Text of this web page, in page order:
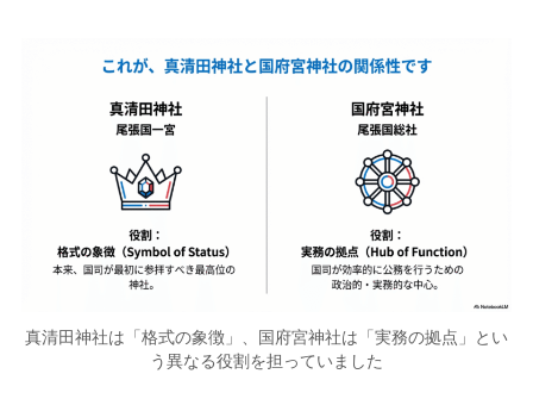
真清田神社は「格式の象徴」、国府宮神社は「実務の拠点」とい
う異なる役割を担っていました